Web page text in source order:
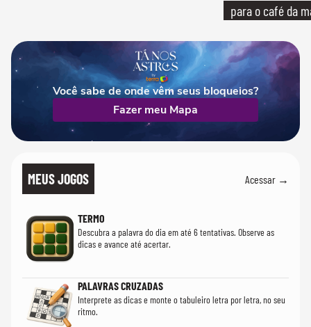
para o café da
Você sabe de onde vêm seus bloqueios?
Fazer meu Mapa
MEUS JOGOS Acessar →
TERMO
Descubra a palavra do dia em até 6 tentativas. Observe as
dicas e avance até acertar.
PALAVRAS CRUZADAS
Interprete as dicas e monte o tabuleiro letra por letra, no seu
ritmo.